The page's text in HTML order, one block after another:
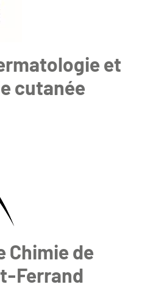
et
cutanée
Chimie de
Ferrand